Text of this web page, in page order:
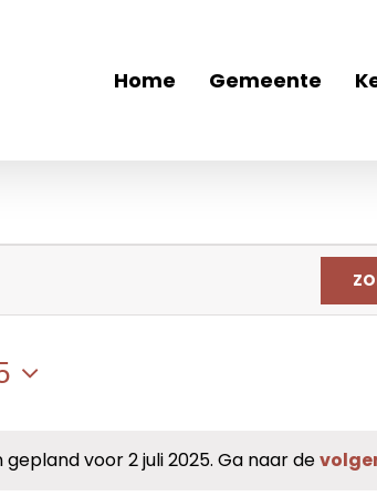
Home Gemeente
Bericht
voor 2 juli 2025. Ga naar de